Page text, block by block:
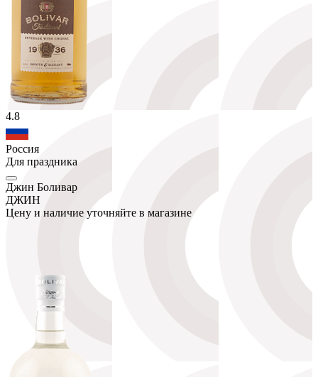
4.8
Россия
Для праздника
Джин Боливар
ДЖИН
Цену и наличие уточняйте в магазине